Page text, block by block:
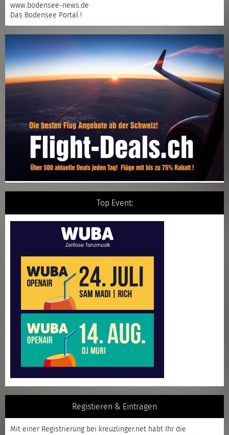
www.bodensee-news.de
Das Bodensee Portal !
Top Event:
Registieren & Eintragen
Mit einer Registrierung bei kreuzlinger.net habt Ihr die